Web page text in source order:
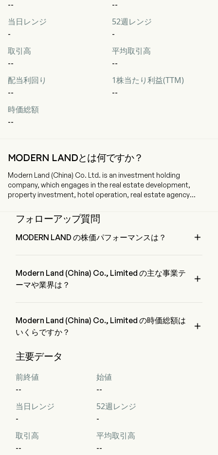
-- --
当日レンジ
-
52週レンジ
-
取引高
--
平均取引高
--
配当利回り
--
1株当たり利益(TTM)
--
時価総額
--
MODERN LANDとは何ですか？
Modern Land (China) Co. Ltd. is an investment holding
company, which engages in the real estate development,
property investment, hotel operation, real estate agency
Beijing, Beijing and currently employs 377 full-time employees.
The company went IPO on 2013-07-12. The firm's businesses
include sale of properties, property investment, hotel
operation, real estate agency services and other related
フォローアップ質問
MODERN LAND の株価パフォーマンスは？ 
Modern Land (China) Co., Limited の主な事業テ
ーマや業界は？

Modern Land (China) Co., Limited の時価総額は
いくらですか？

$NaN です。
主要データ
前終値
--
始値
--
当日レンジ
-
52週レンジ
-
取引高
--
平均取引高
--